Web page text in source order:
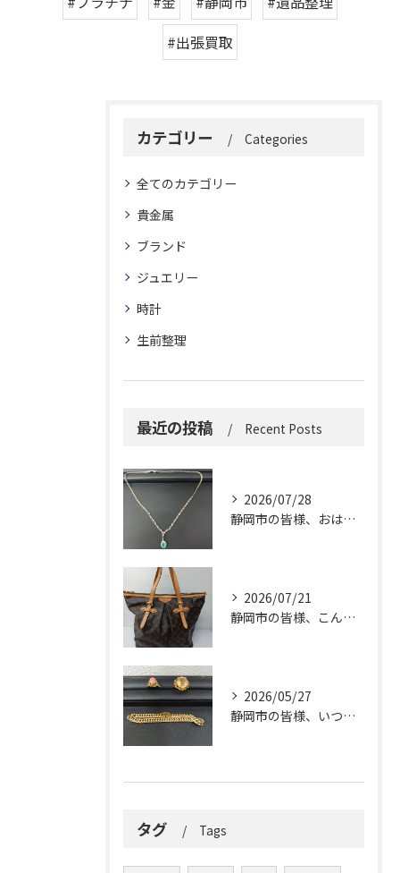
#出張買取
カテゴリー Categories
全てのカテゴリー
貴金属
ブランド
ジュエリー
時計
生前整理
最近の投稿 Recent Posts
2026/07/28
静岡市の皆様、おはようございます。
2026/07/21
静岡市の皆様、こんにちは！
2026/05/27
静岡市の皆様、いつも大変お世話になっております。
タグ Tags